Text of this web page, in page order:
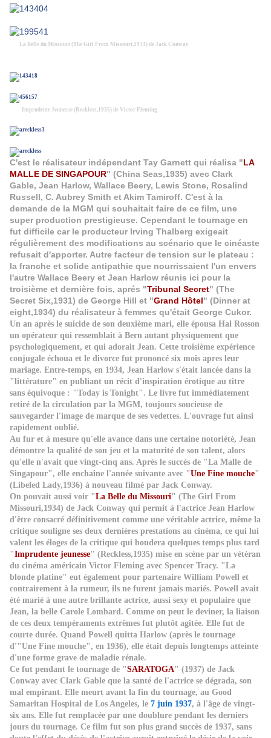
La Belle du Missouri (The Girl From Missouri,1934) de Jack Conway
Imprudente Jeunesse (Reckless,1935) de Victor Fleming
C'est le réalisateur indépendant Tay Garnett qui réalisa "LA
MALLE DE SINGAPOUR" (China Seas,1935) avec Clark
Gable, Jean Harlow, Wallace Beery, Lewis Stone, Rosalind
Russell, C. Aubrey Smith et Akim Tamiroff. C'est à la
demande de la MGM qui souhaitait faire de ce film, une
super production prestigieuse. Cependant le tournage en
fut difficile car le producteur Irving Thalberg exigeait
régulièrement des modifications au scénario que le cinéaste
refusait d'apporter. Autre facteur de tension sur le plateau :
la franche et solide antipathie que nourrissaient l'un envers
l'autre Wallace Beery et Jean Harlow réunis ici pour la
troisième et dernière fois, aprés "Tribunal Secret" (The
Secret Six,1931) de George Hill et "Grand Hôtel" (Dinner at
eight,1934) du réalisateur à femmes qu'était George Cukor.
Un an après le suicide de son deuxième mari, elle épousa Hal Rosson
un opérateur qui ressemblait à Bern autant physiquement que
psychologiquement, et qui adorait Jean. Cette troisième expérience
conjugale échoua et le divorce fut prononcé six mois apres leur
mariage. Entre-temps, en 1934, Jean Harlow s'était lancée dans la
"littérature" en publiant un récit d'inspiration érotique au titre
sans équivoque : "Today is Tonight". Le livre fut immédiatement
retiré de la circulation par la MGM, toujours soucieuse de
sauvegarder l'image de marque de ses vedettes. L'ouvrage fut ainsi
rapidement oublié.
Au fur et à mesure qu'elle avance dans une certaine notoriété, Jean
démontre la qualité de son jeu et la maturité de son talent, alors
qu'elle n'avait que vingt-cinq ans. Après le succès de "La Malle de
Singapour", elle enchaîne l'année suivante avec "Une Fine mouche"
(Libeled Lady,1936) à nouveau filmé par Jack Conway.
On pouvait aussi voir "La Belle du Missouri" (The Girl From
Missouri,1934) de Jack Conway qui permit à l'actrice Jean Harlow
d'être consacré définitivement comme une véritable actrice, même la
critique souligne ses deux dernières prestations au cinéma, ce qui lui
valent les éloges de la critique qui boudera quelques temps plus tard
"Imprudente jeunesse" (Reckless,1935) mise en scène par un vétéran
du cinéma américain Victor Fleming avec Spencer Tracy. "La
blonde platine" eut également pour partenaire William Powell et
contrairement à la rumeur, ils ne furent jamais mariés. Powell avait
été marié à une autre brillante actrice, aussi sexy et populaire que
Jean, la belle Carole Lombard. Comme on peut le deviner, la liaison
de ces deux tempéraments extrêmes fut plutôt agitée. Elle fut de
courte durée. Quand Powell quitta Harlow (après le tournage
d'"Une Fine mouche", en 1936), elle était depuis longtemps atteinte
d'une forme grave de maladie rénale.
Ce fut pendant le tournage de "SARATOGA" (1937) de Jack
Conway avec Clark Gable que la santé de l'actrice se dégrada, son
mal empirant. Elle meurt avant la fin du tournage, au Good
Samaritan Hospital de Los Angeles, le 7 juin 1937, à l'âge de vingt-
six ans. Elle fut remplacée par une doublure pendant les derniers
jours du tournage. Ce film fut son plus grand succès de 1937, sans